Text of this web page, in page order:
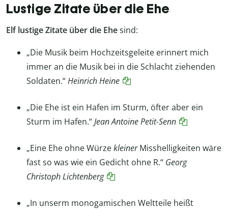
Lustige Zitate über die Ehe
Elf lustige Zitate über die Ehesind:
„Die Musik beim Hochzeitsgeleite erinnert mich
immer an die Musik bei in die Schlacht ziehenden
Soldaten.“Heinrich Heine
„Die Ehe ist ein Hafen im Sturm, öfter aber ein
Sturm im Hafen.“Jean Antoine Petit-Senn
„Eine Ehe ohne WürzekleinerMisshelligkeiten wäre
fast so was wie ein Gedicht ohne R.“ Georg
Christoph Lichtenberg
„In unserm monogamischen Weltteile heißt